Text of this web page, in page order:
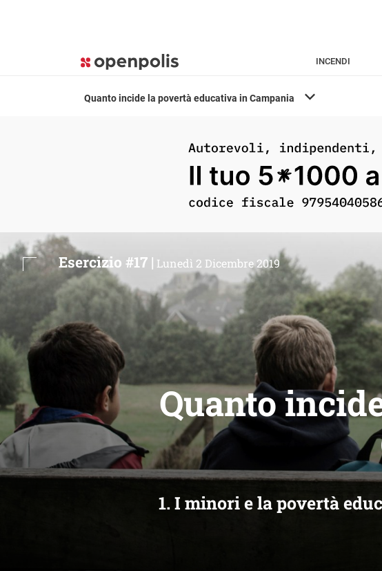
INCENDI
Quanto incide la povertà educativa in Campania
Quanto
1. I minori e la povertà
Esercizio #17 | Lunedì 2 Dicembre 2019